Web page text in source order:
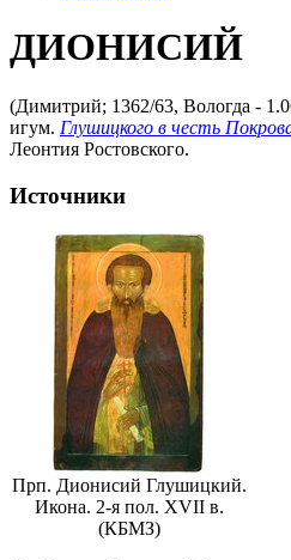
ДИОНИСИЙ
(Димитрий; 1362/63, Вологда -
игум. Глушицкого в честь
Леонтия Ростовского.
Источники
Прп. Дионисий Глушицкий.
Икона. 2-я пол. XVII в.
(КБМЗ)